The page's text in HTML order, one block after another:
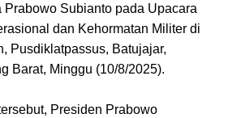
Prabowo Subianto pada Upacara
dan Kehormatan Militer di
Pusdiklatpassus, Batujajar,
Barat, Minggu (10/8/2025).
Presiden Prabowo